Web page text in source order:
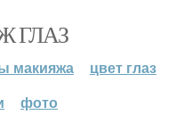
ГЛАЗ
макияжа
цвет глаз
фото